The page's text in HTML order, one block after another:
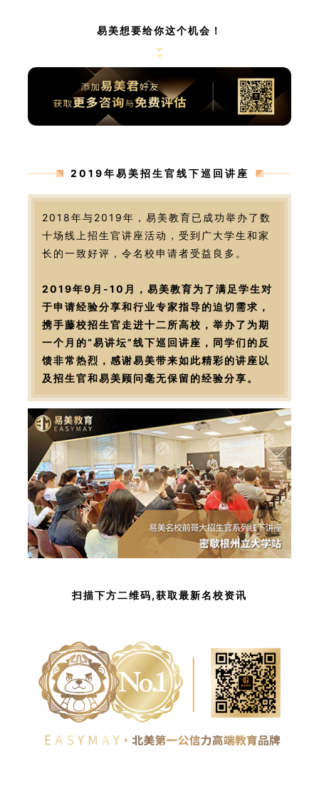
易美想要给你这个机会！
2019年易美招生官线下巡回讲座
2018年与2019年，易美教育已成功举办了数
十场线上招生官讲座活动，受到广大学生和家
长的一致好评，令名校申请者受益良多。
2019年9月-10月，易美教育为了满足学生对
于申请经验分享和行业专家指导的迫切需求，
携手藤校招生官走进十二所高校，举办了为期
一个月的“易讲坛”线下巡回讲座，同学们的反
馈非常热烈，感谢易美带来如此精彩的讲座以
及招生官和易美顾问毫无保留的经验分享。
扫描下方二维码,获取最新名校资讯